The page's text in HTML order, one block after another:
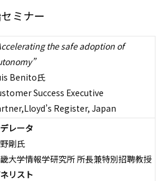
ミナー
the safe adoption of
Benito氏
Success Executive
Register, Japan
レータ
剛氏
大学情報学研究所 所長兼特別招聘教授
リスト